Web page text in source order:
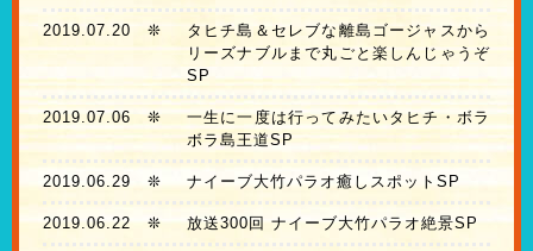
2019.07.20 ❊
タヒチ島＆セレブな離島ゴージャスから
リーズナブルまで丸ごと楽しんじゃうぞ
SP
2019.07.06❊
一生に一度は行ってみたいタヒチ・ボラ
ボラ島王道SP
2019.06.29 ❊ ナイーブ大竹パラオ癒しスポットSP
2019.06.22 ❊ 放送300回 ナイーブ大竹パラオ絶景SP